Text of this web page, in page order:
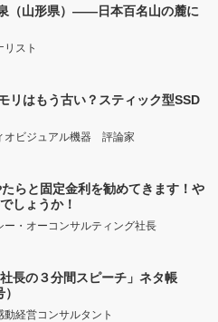
（山形県）――日本百名山の麓に
リスト
はもう古い？スティック型SSD
オビジュアル機器 評論家
らと固定金利を勧めてきます！や
しょうか！
ー・オーコンサルティング社長
長の３分間スピーチ」ネタ帳
経営コンサルタント